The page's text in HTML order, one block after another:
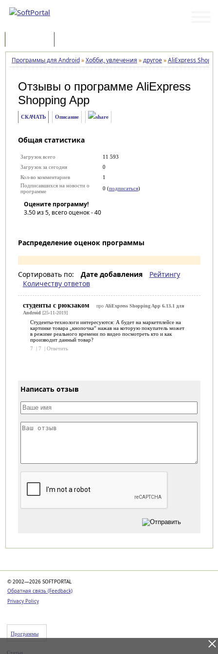
Программы для Android»Хобби, увлечения »другое»AliExpress
Отзывы о программе AliExpress
Shopping App
СКАЧАТЬ Описание
Общая статистика
Загрузок всего
11 593
Загрузок за сегодня
0
Кол-во комментариев
1
Подписавшихся на новости о
программе
0 (подписаться)
Оцените программу!
3.50из 5, всего оценок -40
Распределение оценок программы
Сортировать по: Дате добавления
Рейтингу
Количеству ответов
студенты с рюкзаком про AliExpress Shopping App 6.13.1 для
Android [25-11-2019]
Студенты-технологи интересуются: А будет на маркетплейсе на
картинке товара „кнопочка“ нажав на которую покупатель может
в режиме реального времени по видео посмотреть кто и как
производит данный товар?
7
| 7 | Ответить
Написать отзыв
© 2002—2026 SOFTPORTAL
Обратная связь (Feedback)
Privacy Policy
Программы
Статьи